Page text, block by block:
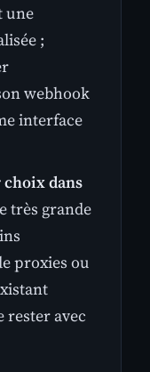
une
;
webhook
interface
dans
très grande
proxies ou
rester avec